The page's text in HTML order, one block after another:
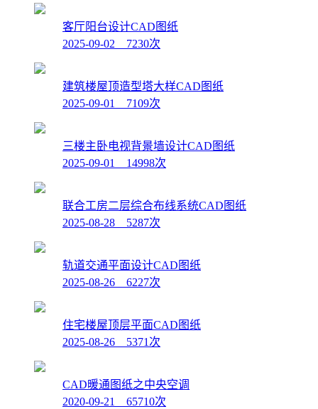
客厅阳台设计CAD图纸
2025-09-02 7230次
建筑楼屋顶造型塔大样CAD图纸
2025-09-01 7109次
三楼主卧电视背景墙设计CAD图纸
2025-09-01 14998次
联合工房二层综合布线系统CAD图纸
2025-08-28 5287次
轨道交通平面设计CAD图纸
2025-08-26 6227次
住宅楼屋顶层平面CAD图纸
2025-08-26 5371次
CAD暖通图纸之中央空调
2020-09-21 65710次